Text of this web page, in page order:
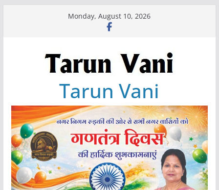
Monday, August 10, 2026
Tarun Vani